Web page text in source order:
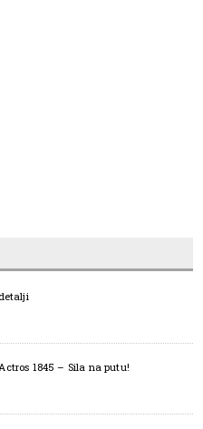
1845 – Sila na putu!